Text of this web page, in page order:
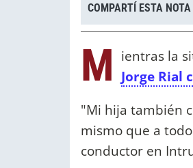
COMPARTÍ ESTA NOTA
M ientras la
Jorge Rial
"Mi hija también
mismo que a
conductor en